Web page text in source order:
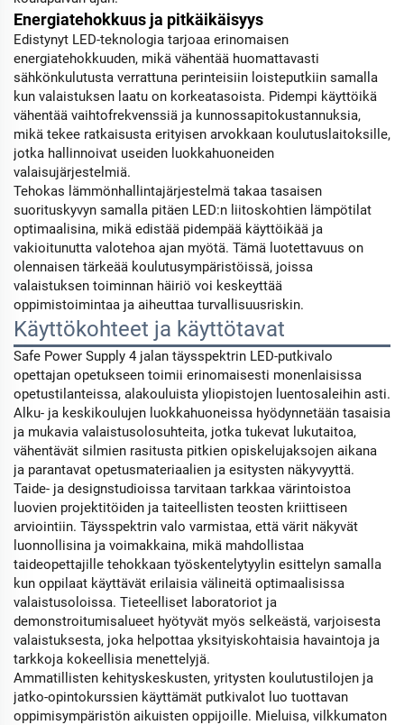
Energiatehokkuus ja pitkäikäisyys
Edistynyt LED-teknologia tarjoaa erinomaisen
energiatehokkuuden, mikä vähentää huomattavasti
sähkönkulutusta verrattuna perinteisiin loisteputkiin samalla
kun valaistuksen laatu on korkeatasoista. Pidempi käyttöikä
vähentää vaihtofrekvenssiä ja kunnossapitokustannuksia,
mikä tekee ratkaisusta erityisen arvokkaan koulutuslaitoksille,
jotka hallinnoivat useiden luokkahuoneiden
valaisujärjestelmiä.
Tehokas lämmönhallintajärjestelmä takaa tasaisen
suorituskyvyn samalla pitäen LED:n liitoskohtien lämpötilat
optimaalisina, mikä edistää pidempää käyttöikää ja
vakioitunutta valotehoa ajan myötä. Tämä luotettavuus on
olennaisen tärkeää koulutusympäristöissä, joissa
valaistuksen toiminnan häiriö voi keskeyttää
oppimistoimintaa ja aiheuttaa turvallisuusriskin.
Käyttökohteet ja käyttötavat
Safe Power Supply 4 jalan täysspektrin LED-putkivalo
opettajan opetukseen toimii erinomaisesti monenlaisissa
opetustilanteissa, alakouluista yliopistojen luentosaleihin asti.
Alku- ja keskikoulujen luokkahuoneissa hyödynnetään tasaisia
ja mukavia valaistusolosuhteita, jotka tukevat lukutaitoa,
vähentävät silmien rasitusta pitkien opiskelujaksojen aikana
ja parantavat opetusmateriaalien ja esitysten näkyvyyttä.
Taide- ja designstudioissa tarvitaan tarkkaa värintoistoa
luovien projektitöiden ja taiteellisten teosten kriittiseen
arviointiin. Täysspektrin valo varmistaa, että värit näkyvät
luonnollisina ja voimakkaina, mikä mahdollistaa
taideopettajille tehokkaan työskentelytyylin esittelyn samalla
kun oppilaat käyttävät erilaisia välineitä optimaalisissa
valaistusoloissa. Tieteelliset laboratoriot ja
demonstroitumisalueet hyötyvät myös selkeästä, varjoisesta
valaistuksesta, joka helpottaa yksityiskohtaisia havaintoja ja
tarkkoja kokeellisia menettelyjä.
Ammatillisten kehityskeskusten, yritysten koulutustilojen ja
jatko-opintokurssien käyttämät putkivalot luo tuottavan
oppimisympäristön aikuisten oppijoille. Mieluisa, vilkkumaton